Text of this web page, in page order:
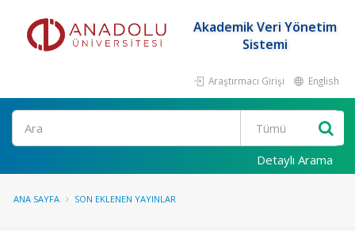
Akademik Veri Yönetim
Sistemi
Araştırmacı Girişi English
Ara
Detaylı Arama
ANA SAYFA SON EKLENEN YAYINLAR